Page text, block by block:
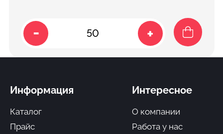
- +
Информация
Каталог
Прайс
Интересное
О компании
Работа у нас